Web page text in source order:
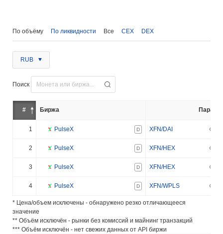
По объёму По ликвидности Все CEX DEX
RUB
Поиск
# Биржа Пара
1 PulseX D XFN/DAI
2 PulseX D XFN/HEX
3 PulseX D XFN/HEX
4 PulseX D XFN/WPLS
* Цена/объем исключены - обнаружено резко отличающееся
значение
** Объём исключён - рынки без комиссий и майнинг транзакций
*** Объём исключён - нет свежих данных от API биржи